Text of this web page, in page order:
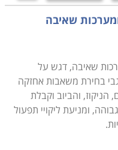
רמה גבוהה של
בתוכו מגוון תחומים
מגוונות. לכן, קורס
תחומים כדוגמת
חשמל וכדומה.
כיצד להעניק אחזקה
מקצוע יש להסתייע
האחזקה הוא מגוון מאוד
הקורס יקנה לכם את
שאיבה
שאיבה, דגש על
בחירת משאבות אחזקה
והביוב וקבלת
ומניעת ליקויי תפעול